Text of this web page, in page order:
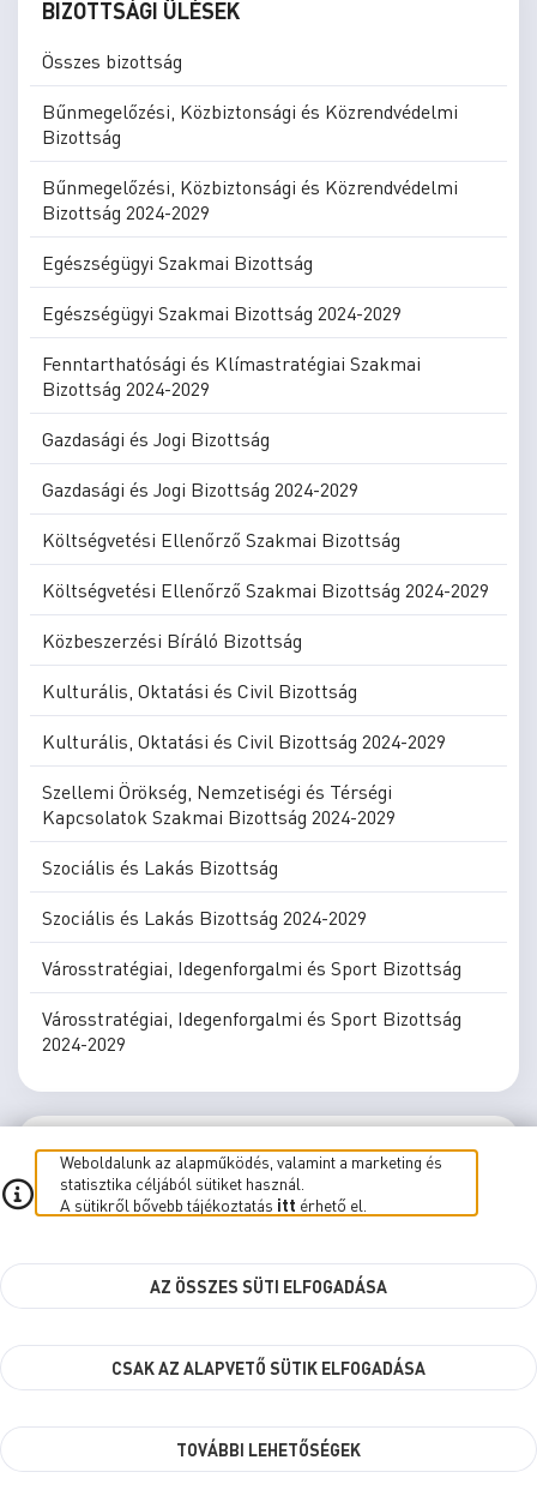
BIZOTTSÁGI ÜLÉSEK
Összes bizottság
Bűnmegelőzési, Közbiztonsági és Közrendvédelmi
Bizottság
Bűnmegelőzési, Közbiztonsági és Közrendvédelmi
Bizottság 2024-2029
Egészségügyi Szakmai Bizottság
Egészségügyi Szakmai Bizottság 2024-2029
Fenntarthatósági és Klímastratégiai Szakmai
Bizottság 2024-2029
Gazdasági és Jogi Bizottság
Gazdasági és Jogi Bizottság 2024-2029
Költségvetési Ellenőrző Szakmai Bizottság
Költségvetési Ellenőrző Szakmai Bizottság 2024-2029
Közbeszerzési Bíráló Bizottság
Kulturális, Oktatási és Civil Bizottság
Kulturális, Oktatási és Civil Bizottság 2024-2029
Szellemi Örökség, Nemzetiségi és Térségi
Kapcsolatok Szakmai Bizottság 2024-2029
Szociális és Lakás Bizottság
Szociális és Lakás Bizottság 2024-2029
Városstratégiai, Idegenforgalmi és Sport Bizottság
Városstratégiai, Idegenforgalmi és Sport Bizottság
2024-2029
E-BIZOTTSÁG
Bizottsági ülések
Határozatok
Süti beállítások
Weboldalunk az alapműködés, valamint a marketing és
statisztika céljából sütiket használ.
A sütikről bővebb tájékoztatás itt érhető el.
AZ ÖSSZES SÜTI ELFOGADÁSA
CSAK AZ ALAPVETŐ SÜTIK ELFOGADÁSA
TOVÁBBI LEHETŐSÉGEK